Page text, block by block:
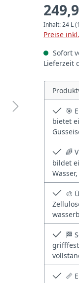
Inhalt:24 L
Preise
Sofort
Lieferzeit
🎯
bietet
🌈
bildet
🎨
🏁
📏